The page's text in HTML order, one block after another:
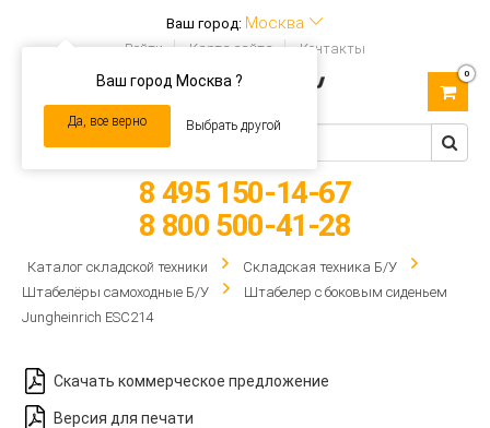
Ваш город: Москва
Ваш город Москва ?
Да, все верно Выбрать другой
Войти Карта сайта Контакты
navigation
0
8 495 150-14-67
8 800 500-41-28
Каталог складской техники
Складская техника Б/У
Штабелёры самоходные Б/У
Штабелер с боковым сиденьем
Jungheinrich ESC214
Скачать коммерческое предложение
Версия для печати